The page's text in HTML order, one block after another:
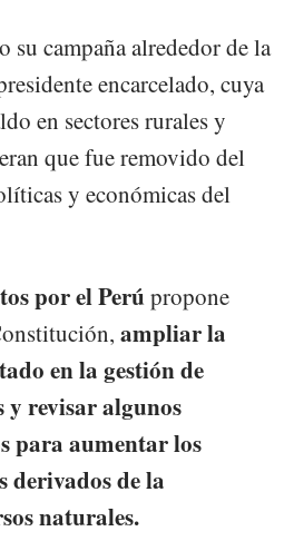
su campaña alrededor de la
encarcelado, cuya
en sectores rurales y
que fue removido del
y económicas del
por el Perúpropone
ampliar la
en la gestión de
y revisar algunos
para aumentar los
derivados de la
naturales.